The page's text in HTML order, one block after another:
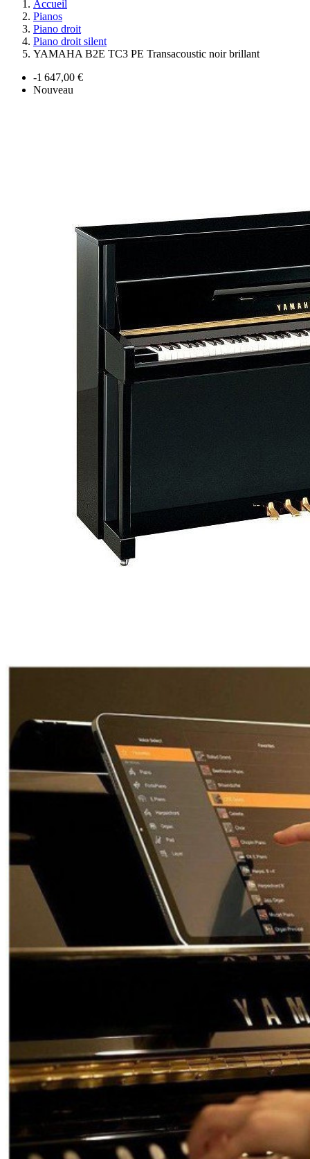
Accueil
Pianos
Piano droit
Piano droit silent
YAMAHA B2E TC3 PE Transacoustic noir brillant
-1 647,00 €
Nouveau